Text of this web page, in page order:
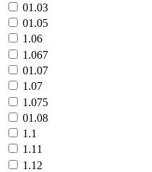
01.03
01.05
1.06
1.067
01.07
1.07
1.075
01.08
1.1
1.11
1.12